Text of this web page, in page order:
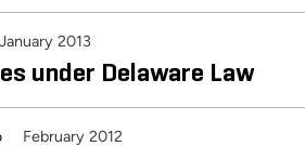
January 2013
under Delaware Law
February 2012